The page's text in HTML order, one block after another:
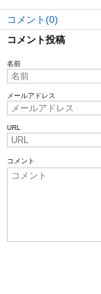
コメント(0)
コメント投稿
名前
メールアドレス
URL
コメント